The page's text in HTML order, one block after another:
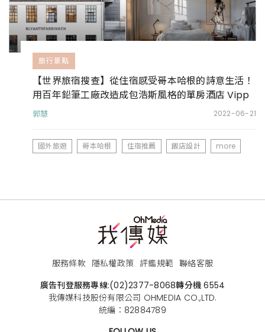
旅行景點
【世界旅宿搜查】從住宿感受哥本哈根的詩意生活！
用百年鉛筆工廠改造成包浩斯風格的單房酒店 Vipp
Pencil Case
郭慧 2022-06-21
國外旅遊 哥本哈根 住宿推薦 飯店設計 more
服務條款 隱私權政策 評鑑規範 聯絡客服
廣告刊登服務專線:(02)2377-8068轉分機 6554
我傳媒科技股份有限公司 OHMEDIA CO.,LTD.
統編：82884789